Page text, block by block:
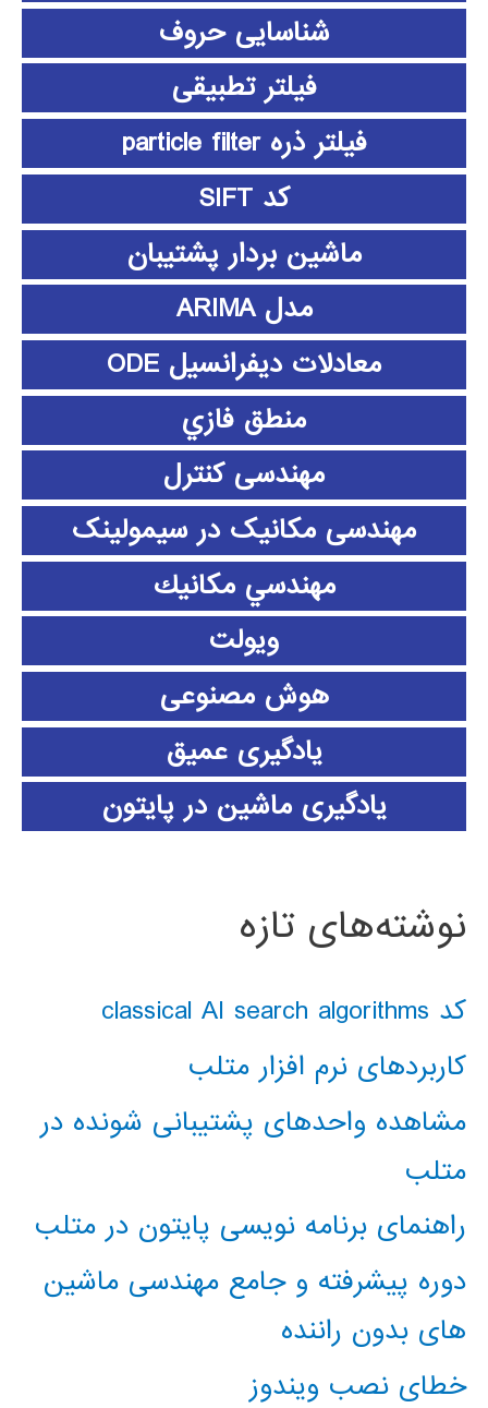
شناسایی حروف
فیلتر تطبیقی
فیلتر ذره particle filter
کد SIFT
ماشین بردار پشتیبان
مدل ARIMA
معادلات دیفرانسیل ODE
منطق فازي
مهندسی کنترل
مهندسی مکانیک در سیمولینک
مهندسي مكانيك
ویولت
هوش مصنوعی
یادگیری عمیق
یادگیری ماشین در پایتون
نوشته‌های تازه
کد classical AI search algorithms
کاربردهای نرم افزار متلب
مشاهده واحدهای پشتیبانی شونده در
متلب
راهنمای برنامه نویسی پایتون در متلب
دوره پیشرفته و جامع مهندسی ماشین
های بدون راننده
خطای نصب ویندوز